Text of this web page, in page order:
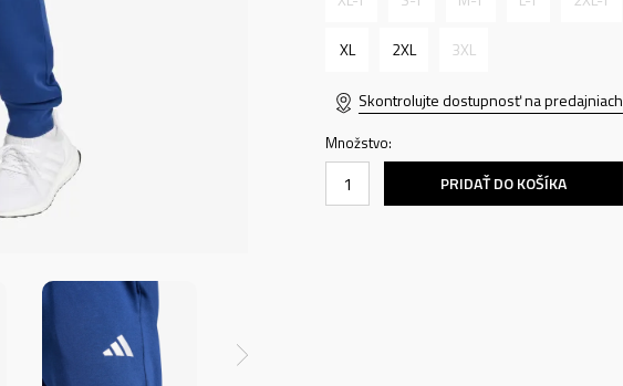
XL 2XL 3XL
Skontrolujte dostupnosť na predajniach
Množstvo:
PRIDAŤ DO KOŠÍKA